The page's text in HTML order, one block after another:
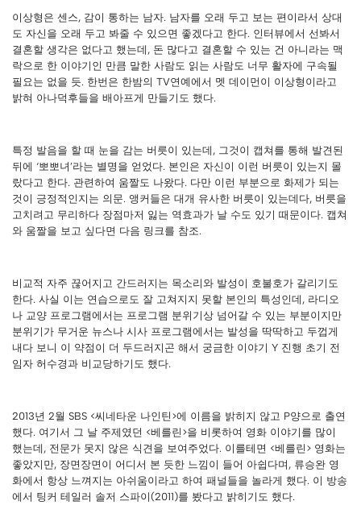
이상형은 센스, 감이 통하는 남자. 남자를 오래 두고 보는 편이라서 상대
도 자신을 오래 두고 봐줄 수 있으면 좋겠다고 한다. 인터뷰에서 선봐서
결혼할 생각은 없다고 했는데, 돈 많다고 결혼할 수 있는 건 아니라는 맥
락으로 한 이야기인 만큼 말한 사람도 읽는 사람도 너무 활자에 구속될
필요는 없을 듯. 한번은 한밤의 TV연예에서 멧 데이먼이 이상형이라고
밝혀 아나덕후들을 배아프게 만들기도 했다.
특정 발음을 할 때 눈을 감는 버릇이 있는데, 그것이 캡쳐를 통해 발견된
뒤에 ‘뽀뽀녀’라는 별명을 얻었다. 본인은 자신이 이런 버릇이 있는지 몰
랐다고 한다. 관련하여 움짤도 나왔다. 다만 이런 부분으로 화제가 되는
것이 긍정적인지는 의문. 앵커들은 대개 유사한 버릇이 있는데다, 버릇을
고치려고 무리하다 장점마저 잃는 역효과가 날 수도 있기 때문이다. 캡쳐
와 움짤을 보고 싶다면 다음 링크를 참조.
비교적 자주 끊어지고 간드러지는 목소리와 발성이 호불호가 갈리기도
한다. 사실 이는 연습으로도 잘 고쳐지지 못할 본인의 특성인데, 라디오
나 교양 프로그램에서는 프로그램 분위기상 넘어갈 수 있는 부분이지만
분위기가 무거운 뉴스나 시사 프로그램에서는 발성을 딱딱하고 두껍게
내다 보니 이 약점이 더 두드러지곤 해서 궁금한 이야기 Y 진행 초기 전
임자 허수경과 비교당하기도 했다.
2013년 2월 SBS <씨네타운 나인틴>에 이름을 밝히지 않고 P양으로 출연
했다. 여기서 그 날 주제였던 <베를린>을 비롯하여 영화 이야기를 많이
했는데, 전문가 못지 않은 식견을 보여주었다. 이를테면 <베를린> 영화는
좋았지만, 장면장면이 어디서 본 듯한 느낌이 들어 아쉽다며, 류승완 영
화에서 항상 느껴지는 아쉬움이라고 하여 패널들을 놀라게 했다. 이 방송
에서 팅커 테일러 솔저 스파이(2011)를 봤다고 밝히기도 했다.